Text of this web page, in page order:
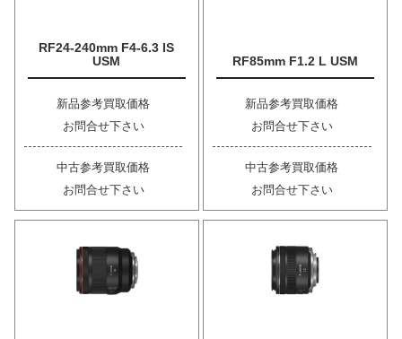
RF24-240mm F4-6.3 IS
USM
新品参考買取価格
お問合せ下さい
中古参考買取価格
お問合せ下さい
RF85mm F1.2 L USM
新品参考買取価格
お問合せ下さい
中古参考買取価格
お問合せ下さい